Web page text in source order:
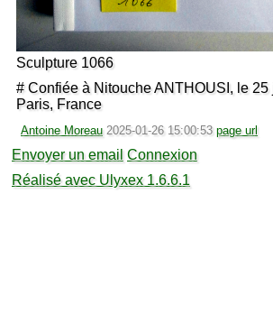
Sculpture 1066
# Confiée à Nitouche ANTHOUSI, le
Paris, France
Antoine Moreau 2025-01-26 15:00:53 page url
Envoyer un email Connexion
Réalisé avec Ulyxex 1.6.6.1